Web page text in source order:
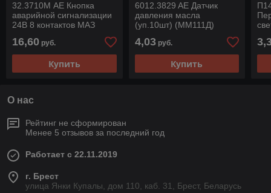
32.3710М AE Кнопка
аварийной сигнализации
24В 8 контактов МАЗ
АвтоЭлектрика
16,60 руб.
Купить
6012.3829 AE Датчик
давления масла
(уп.10шт) (ММ111Д)
под штырь) (81024)
АвтоЭлектрика
4,03руб.
Купить
О нас
Рейтинг не сформирован
Менее 5 отзывов за последний год
Работает с 22.11.2019
г. Брест
улица Янки Купалы, дом 110, каб. 31, Брест, Беларусь